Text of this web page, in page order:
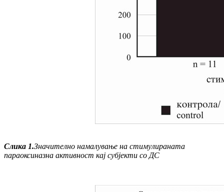
Слика 1.Значително намалување на стимулираната
параоксиназна активност кај субјекти со ДС